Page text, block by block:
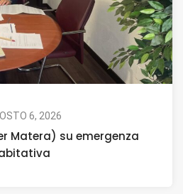
6, 2026
Matera) su emergenza